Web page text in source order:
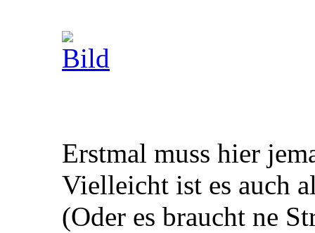
Erstmal muss hier
Vielleicht ist es auch
(Oder es braucht ne